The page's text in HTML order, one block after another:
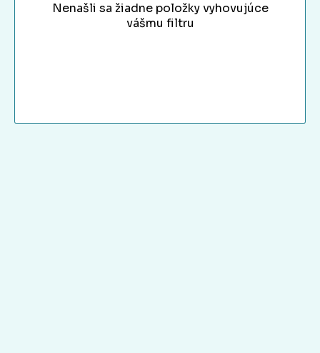
Nenašli sa žiadne položky vyhovujúce
vášmu filtru